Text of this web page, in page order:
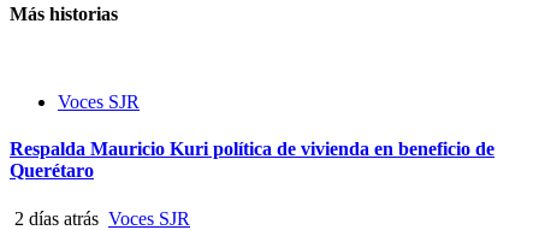
Más historias
Voces SJR
Respalda Mauricio Kuri política de vivienda en beneficio de
Querétaro
2 días atrás Voces SJR